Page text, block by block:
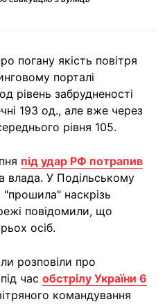
погану якість повітря
порталі
рівень забрудненості
193 од., але вже через
рівня 105.
під удар РФ потрапив
влада. У Подільському
"прошила" наскрізь
повідомили, що
осіб.
розповіли про
час обстрілу України 6
командування